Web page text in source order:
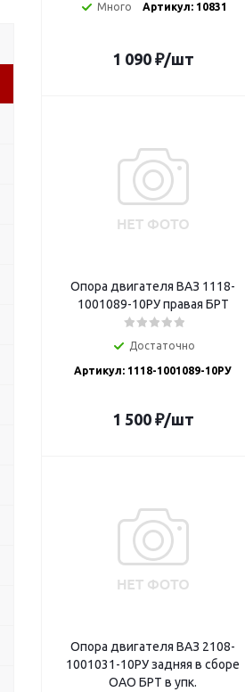
Много Артикул: 10831
1 090₽/шт
Опора двигателя ВАЗ 1118-
1001089-10РУ правая БРТ
Достаточно
Артикул: 1118-1001089-10РУ
1 500₽/шт
Опора двигателя ВАЗ 2108-
1001031-10РУ задняя в сборе
ОАО БРТ в упк.